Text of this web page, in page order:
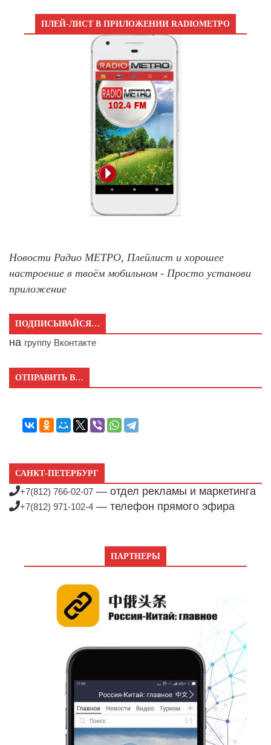
ПЛЕЙ-ЛИСТ В ПРИЛОЖЕНИИ RADIOМЕТРО
Новости Радио МЕТРО, Плейлист и хорошее
настроение в твоём мобильном - Просто установи
приложение
ПОДПИСЫВАЙСЯ…
на группу Вконтакте
ОТПРАВИТЬ В…
САНКТ-ПЕТЕРБУРГ
+7(812) 766-02-07 — отдел рекламы и маркетинга
+7(812) 971-102-4 — телефон прямого эфира
ПАРТНЕРЫ